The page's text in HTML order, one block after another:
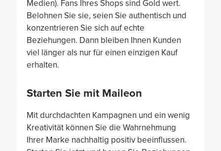
Medien). Fans Ihres Shops sind Gold wert.
Belohnen Sie sie, seien Sie authentisch und
konzentrieren Sie sich auf echte
Beziehungen. Dann bleiben Ihnen Kunden
viel länger als nur für einen einzigen Kauf
erhalten.
Starten Sie mit Maileon
Mit durchdachten Kampagnen und ein wenig
Kreativität können Sie die Wahrnehmung
Ihrer Marke nachhaltig positiv beeinflussen.